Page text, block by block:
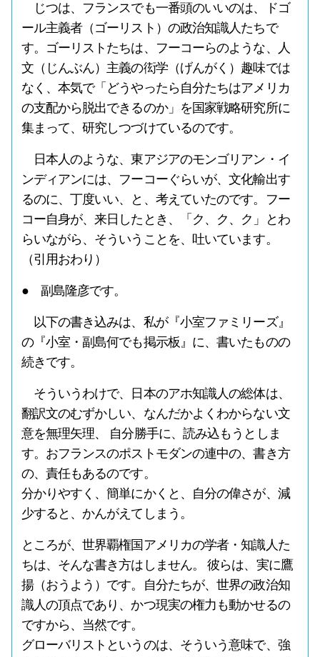
じつは、フランスでも一番頭のいいのは、ドゴ
ール主義者（ゴーリスト）の政治知識人たちで
す。ゴーリストたちは、フーコーらのような、人
文（じんぶん）主義の衒学（げんがく）趣味では
なく、本気で「どうやったら自分たちはアメリカ
の支配から脱出できるのか」を国家戦略研究所に
集まって、研究しつづけているのです。
日本人のような、東アジアのモンゴリアン・イ
ンディアンには、フーコーぐらいが、文化輸出す
るのに、丁度いい、と、考えていたのです。フー
コー自身が、来日したとき、「ク、ク、ク」とわ
らいながら、そういうことを、吐いています。
（引用おわり）
● 副島隆彦です。
以下の書き込みは、私が『小室ファミリーズ』
の『小室・副島何でも掲示板』に、書いたものの
続きです。
そういうわけで、日本のアホ知識人の総体は、
翻訳文のむずかしい、なんだかよくわからない文
意を無理矢理、 自分勝手に、読み込もうとしま
す。おフランスのポストモダンの連中の、書き方
の、責任もあるのです。
分かりやすく、簡単にかくと、自分の偉さが、減
少すると、かんがえてしまう。
ところが、世界覇権国アメリカの学者・知識人た
ちは、そんな書き方はしません。 彼らは、実に鷹
揚（おうよう）です。自分たちが、世界の政治知
識人の頂点であり、かつ現実の権力も動かせるの
ですから、当然です。
グローバリストというのは、そういう意味で、強